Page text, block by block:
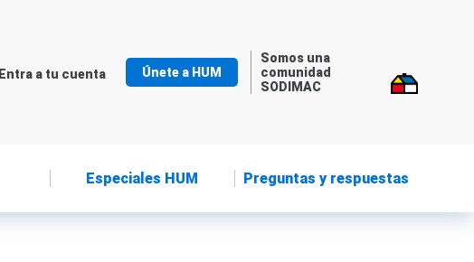
Entra a tu cuenta Únete a HUM
Somos una
comunidad
SODIMAC
Especiales HUM Preguntas y respuestas